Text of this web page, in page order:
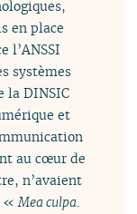
en place
l’ANSSI
systèmes
la DINSIC
et
au cœur de
n’avaient
«Mea culpa.